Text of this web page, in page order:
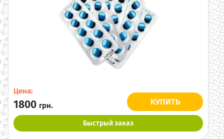
Цена:
1800 грн. КУПИТЬ
Быстрый заказ